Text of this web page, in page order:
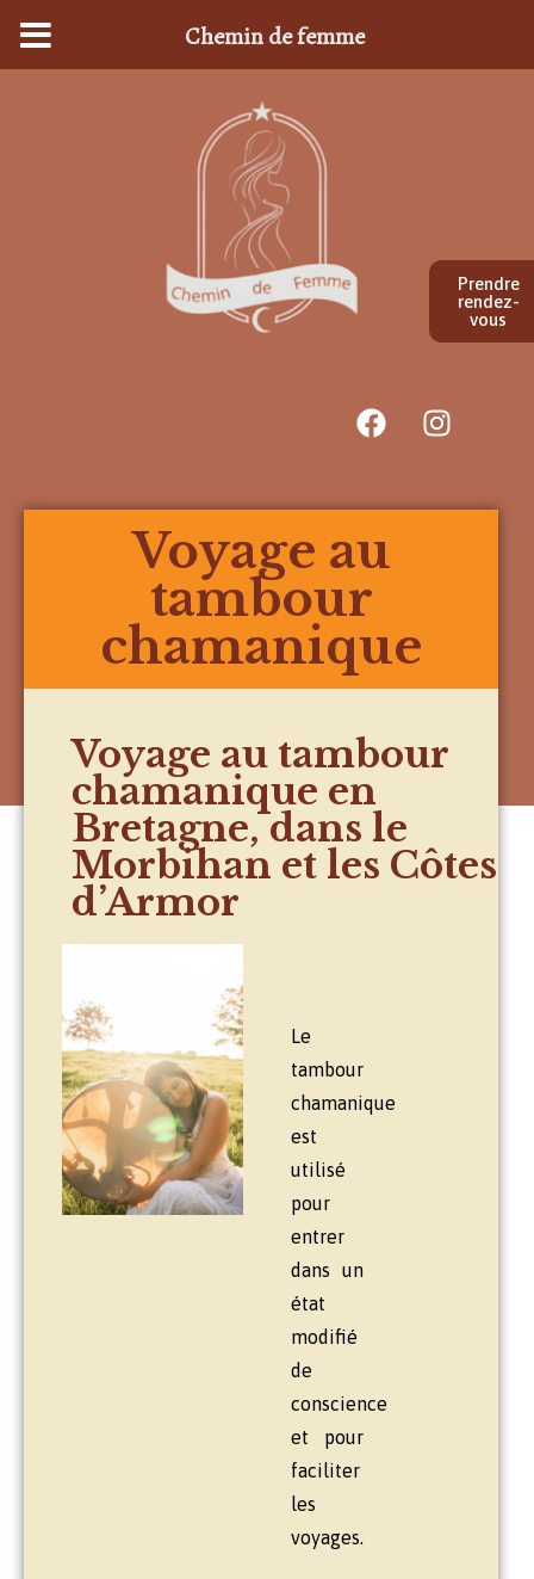
Prendre
rendez-
vous
Voyage au
tambour
chamanique
Voyage au tambour
chamanique en
Bretagne, dans le
Morbihan et les Côtes
d’Armor
Le
tambour
chamanique
est
utilisé
pour
entrer
dans un
état
modifié
de
conscience
et pour
faciliter
les
voyages.
Chemin de femme